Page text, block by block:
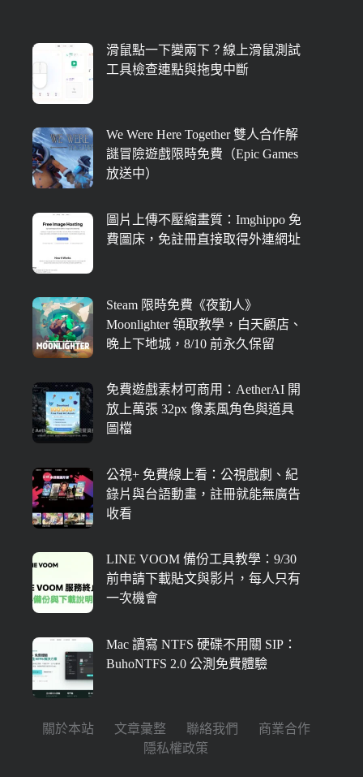
滑鼠點一下變兩下？線上滑鼠測試
工具檢查連點與拖曳中斷
We Were Here Together 雙人合作解
謎冒險遊戲限時免費（Epic Games
放送中）
圖片上傳不壓縮畫質：Imghippo 免
費圖床，免註冊直接取得外連網址
Steam 限時免費《夜勤人》
Moonlighter 領取教學，白天顧店、
晚上下地城，8/10 前永久保留
免費遊戲素材可商用：AetherAI 開
放上萬張 32px 像素風角色與道具
圖檔
公視+ 免費線上看：公視戲劇、紀
錄片與台語動畫，註冊就能無廣告
收看
LINE VOOM 備份工具教學：9/30
前申請下載貼文與影片，每人只有
一次機會
Mac 讀寫 NTFS 硬碟不用關 SIP：
BuhoNTFS 2.0 公測免費體驗
關於本站 文章彙整 聯絡我們
商業合作
隱私權政策